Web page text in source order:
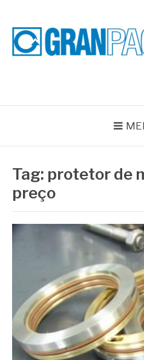
conteúdo
Tag: protetor de
preço